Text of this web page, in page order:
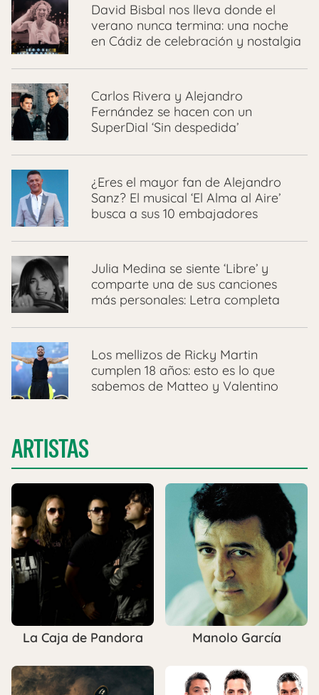
David Bisbal nos lleva donde el
verano nunca termina: una noche
en Cádiz de celebración y nostalgia
Carlos Rivera y Alejandro
Fernández se hacen con un
SuperDial ‘Sin despedida’
¿Eres el mayor fan de Alejandro
Sanz? El musical ‘El Alma al Aire’
busca a sus 10 embajadores
Julia Medina se siente ‘Libre’ y
comparte una de sus canciones
más personales: Letra completa
Los mellizos de Ricky Martin
cumplen 18 años: esto es lo que
sabemos de Matteo y Valentino
ARTISTAS
La Caja de Pandora Manolo García